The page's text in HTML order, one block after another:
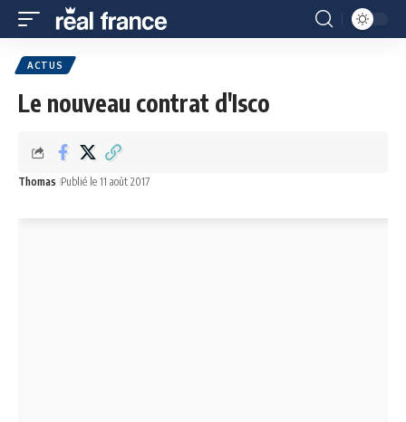
ACTUS
Le nouveau contrat d'Isco
Thomas Publié le 11 août 2017